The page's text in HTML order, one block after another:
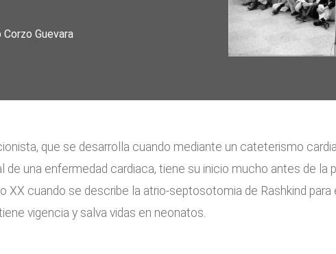
Corzo Guevara
que se desarrolla cuando mediante un cateterismo
de una enfermedad cardiaca, tiene su inicio mucho antes de la
XX cuando se describe la atrio-septosotomia de Rashkind
vigencia y salva vidas en neonatos.